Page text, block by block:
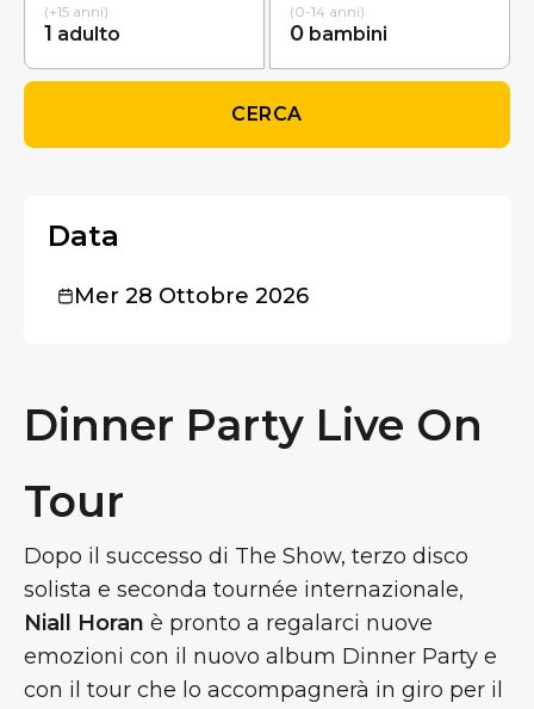
(+15 anni)
1 adulto
(0-14 anni)
0 bambini
CERCA
Dinner Party Live On
Tour
Dopo il successo di The Show, terzo disco
solista e seconda tournée internazionale,
Niall Horan è pronto a regalarci nuove
emozioni con il nuovo album Dinner Party e
con il tour che lo accompagnerà in giro per il
Data
Mer 28 Ottobre 2026